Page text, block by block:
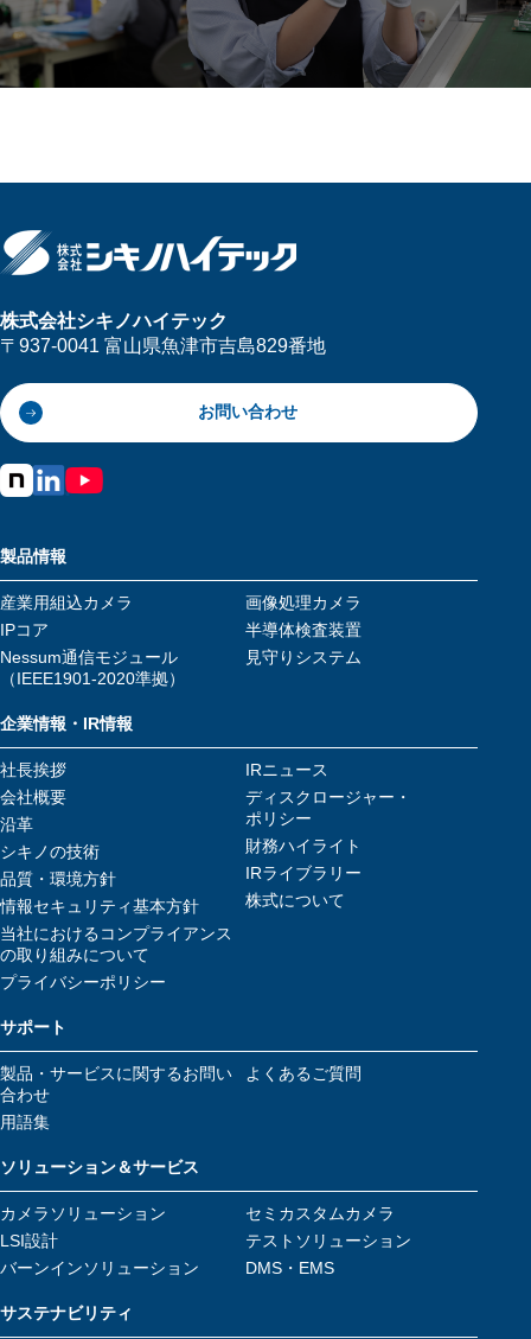
株式会社シキノハイテック
〒937-0041 富山県魚津市吉島829番地
お問い合わせ
製品情報
産業用組込カメラ
画像処理カメラ
IPコア
半導体検査装置
Nessum通信モジュール
（IEEE1901-2020準拠）
見守りシステム
企業情報・IR情報
社長挨拶
会社概要
沿革
シキノの技術
品質・環境方針
情報セキュリティ基本方針
当社におけるコンプライアンス
の取り組みについて
プライバシーポリシー
IRニュース
ディスクロージャー・
ポリシー
財務ハイライト
IRライブラリー
株式について
サポート
製品・サービスに関するお問い
合わせ
よくあるご質問
用語集
ソリューション＆サービス
カメラソリューション
セミカスタムカメラ
LSI設計
テストソリューション
バーンインソリューション
DMS・EMS
サステナビリティ